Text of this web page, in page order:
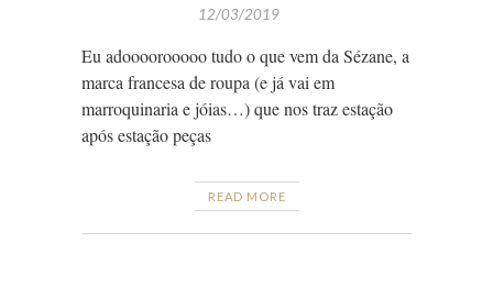
12/03/2019
Eu adoooorooooo tudo o que vem da Sézane, a
marca francesa de roupa (e já vai em
marroquinaria e jóias…) que nos traz estação
após estação peças
READ MORE